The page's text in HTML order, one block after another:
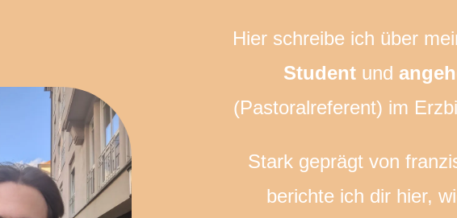
Hier schreibe ich über
Studentund
(Pastoralreferent) im
Stark geprägt von
berichte ich dir hier,